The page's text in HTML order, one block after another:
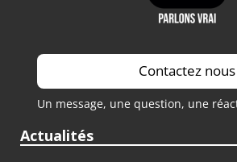
Contactez nous
Un message, une question, une
Actualités